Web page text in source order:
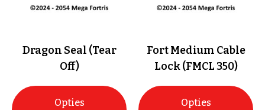
Dragon Seal (Tear
Off)
Opties
Fort Medium Cable
Lock (FMCL 350)
Opties